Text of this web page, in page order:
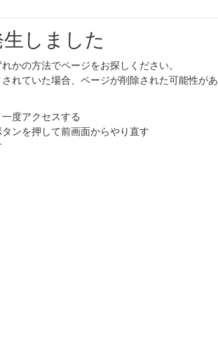
しました
かの方法でページをお探しください。
れていた場合、ページが削除された可能性があ
度アクセスする
ンを押して前画面からやり直す